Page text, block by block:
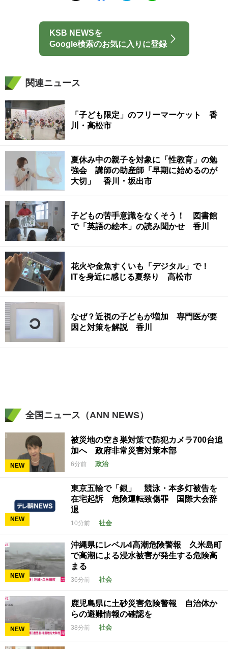
KSB NEWSを
Google検索のお気に入りに登録
関連ニュース
「子ども限定」のフリーマーケット 香
川・高松市
夏休み中の親子を対象に「性教育」の勉
強会 講師の助産師「早期に始めるのが
大切」 香川・坂出市
子どもの苦手意識をなくそう！ 図書館
で「英語の絵本」の読み聞かせ 香川
花火や金魚すくいも「デジタル」で！
ITを身近に感じる夏祭り 高松市
なぜ？近視の子どもが増加 専門医が要
因と対策を解説 香川
全国ニュース（ANN NEWS）
NEW
被災地の空き巣対策で防犯カメラ700台追
加へ 政府非常災害対策本部
6分前 政治
NEW
東京五輪で「銀」 競泳・本多灯被告を
在宅起訴 危険運転致傷罪 国際大会辞
退
10分前 社会
NEW
沖縄県にレベル4高潮危険警報 久米島町
で高潮による浸水被害が発生する危険高
まる
36分前 社会
NEW
鹿児島県に土砂災害危険警報 自治体か
らの避難情報の確認を
38分前 社会